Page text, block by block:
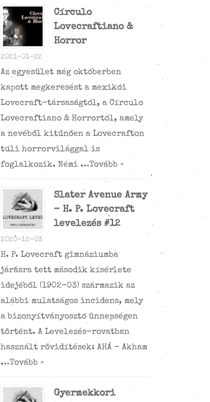
Círculo
Lovecraftiano &
Horror
2021-01-22
Az egyesület még októberben
kapott megkeresést a mexikói
Lovecraft-társaságtól, a Círculo
Lovecraftiano & Horrortól, amely
a nevéből kitűnően a Lovecrafton
túli horrorvilággal is
foglalkozik. Némi …Tovább »
Slater Avenue Army
– H. P. Lovecraft
levelezés #12
2020-12-03
H. P. Lovecraft gimnáziumba
járásra tett második kísérlete
idejéből (1902-03) származik az
alábbi mulatságos incidens, mely
a bizonyítványosztó ünnepségen
történt. A Levelezés-rovatban
használt rövidítések: AHÁ – Akham
…Tovább »
Gyermekkori